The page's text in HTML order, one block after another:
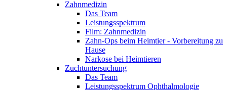
Zahnmedizin
Das Team
Leistungsspektrum
Film: Zahnmedizin
Zahn-Ops beim Heimtier - Vorbereitung zu
Hause
Narkose bei Heimtieren
Zuchtuntersuchung
Das Team
Leistungsspektrum Ophthalmologie